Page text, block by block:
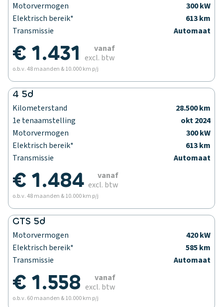
Motorvermogen
300 kW
Elektrisch bereik*
613 km
Transmissie
Automaat
€ 1.431
vanaf
excl. btw
o.b.v. 48 maanden & 10.000 km p/j
4 5d
Kilometerstand
28.500 km
1e tenaamstelling
okt 2024
Motorvermogen
300 kW
Elektrisch bereik*
613 km
Transmissie
Automaat
€ 1.484
vanaf
excl. btw
o.b.v. 48 maanden & 10.000 km p/j
GTS 5d
Motorvermogen
420 kW
Elektrisch bereik*
585 km
Transmissie
Automaat
€ 1.558
vanaf
excl. btw
o.b.v. 60 maanden & 10.000 km p/j